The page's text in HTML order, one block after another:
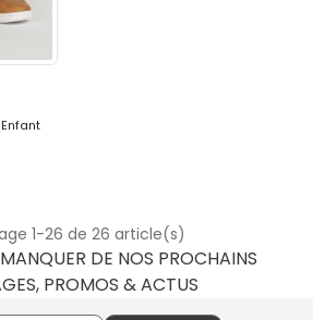
1-26 de 26 article(s)
DE NOS PROCHAINS
PROMOS & ACTUS